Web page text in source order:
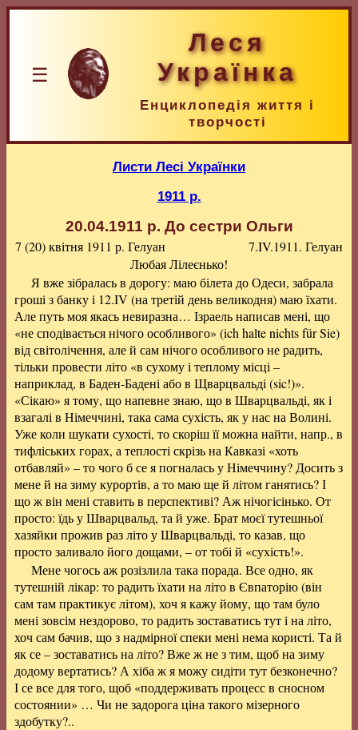
☰
Леся
Українка
Енциклопедія життя і
творчості
Листи Лесі Українки
1911 р.
20.04.1911 р. До сестри Ольги
7 (20) квітня 1911 р. Гелуан
7.IV.1911. Гелуан
Любая Лілеєнько!
Я вже зібралась в дорогу: маю білета до Одеси, забрала
гроші з банку і 12.IV (на третій день великодня) маю їхати.
Але путь моя якась невиразна… Ізраель написав мені, що
«не сподівається нічого особливого» (ich halte nichts für Sie)
від світолічення, але й сам нічого особливого не радить,
тільки провести літо «в сухому і теплому місці –
наприклад, в Баден-Бадені або в Щварцвальді (sic!)».
«Сікаю» я тому, що напевне знаю, що в Шварцвальді, як і
взагалі в Німеччині, така сама сухість, як у нас на Волині.
Уже коли шукати сухості, то скоріш її можна найти, напр., в
тифліських горах, а теплості скрізь на Кавказі «хоть
отбавляй» – то чого б се я погналась у Німеччину? Досить з
мене й на зиму курортів, а то маю ще й літом ганятись? І
що ж він мені ставить в перспективі? Аж нічогісінько. От
просто: їдь у Шварцвальд, та й уже. Брат моєї тутешньої
хазяйки прожив раз літо у Шварцвальді, то казав, що
просто заливало його дощами, – от тобі й «сухість!».
Мене чогось аж розізлила така порада. Все одно, як
тутешній лікар: то радить їхати на літо в Євпаторію (він
сам там практикує літом), хоч я кажу йому, що там було
мені зовсім нездорово, то радить зоставатись тут і на літо,
хоч сам бачив, що з надмірної спеки мені нема користі. Та й
як се – зоставатись на літо? Вже ж не з тим, щоб на зиму
додому вертатись? А хіба ж я можу сидіти тут безконечно?
І се все для того, щоб «поддерживать процесс в сносном
состоянии» … Чи не задорога ціна такого мізерного
здобутку?..